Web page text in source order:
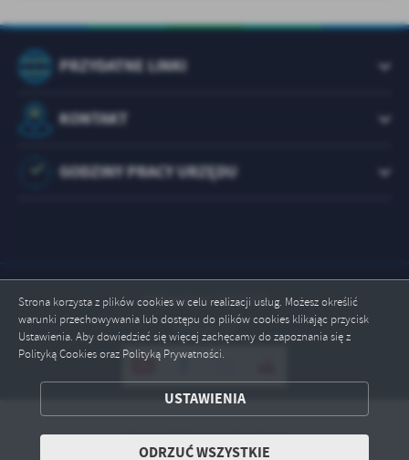
Strona korzysta z plików cookies w celu realizacji usług. Możesz określić
warunki przechowywania lub dostępu do plików cookies klikając przycisk
Ustawienia. Aby dowiedzieć się więcej zachęcamy do zapoznania się z
Polityką Cookies oraz Polityką Prywatności.
USTAWIENIA
ODRZUĆ WSZYSTKIE
ODRZUĆ WSZYSTKIE
PRZYDATNE LINKI
KONTAKT
GODZINY PRACY URZĘDU
Odwiedzin: 1073558
Online: 10
Copyright by brody.info.pl